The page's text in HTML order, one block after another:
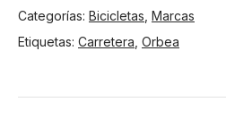
Categorías: Bicicletas Marcas
Etiquetas: Carretera Orbea